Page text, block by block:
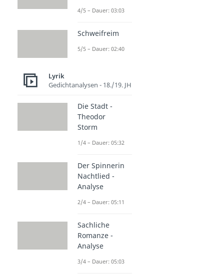
4/5 – Dauer: 03:03
Schweifreim
5/5 – Dauer: 02:40
Lyrik
Gedichtanalysen - 18./19. JH
Die Stadt -
Theodor
Storm
1/4 – Dauer: 05:32
Der Spinnerin
Nachtlied -
Analyse
2/4 – Dauer: 05:11
Sachliche
Romanze -
Analyse
3/4 – Dauer: 05:03